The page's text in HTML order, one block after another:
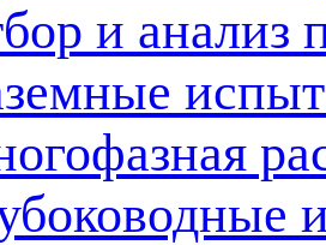
и анализ